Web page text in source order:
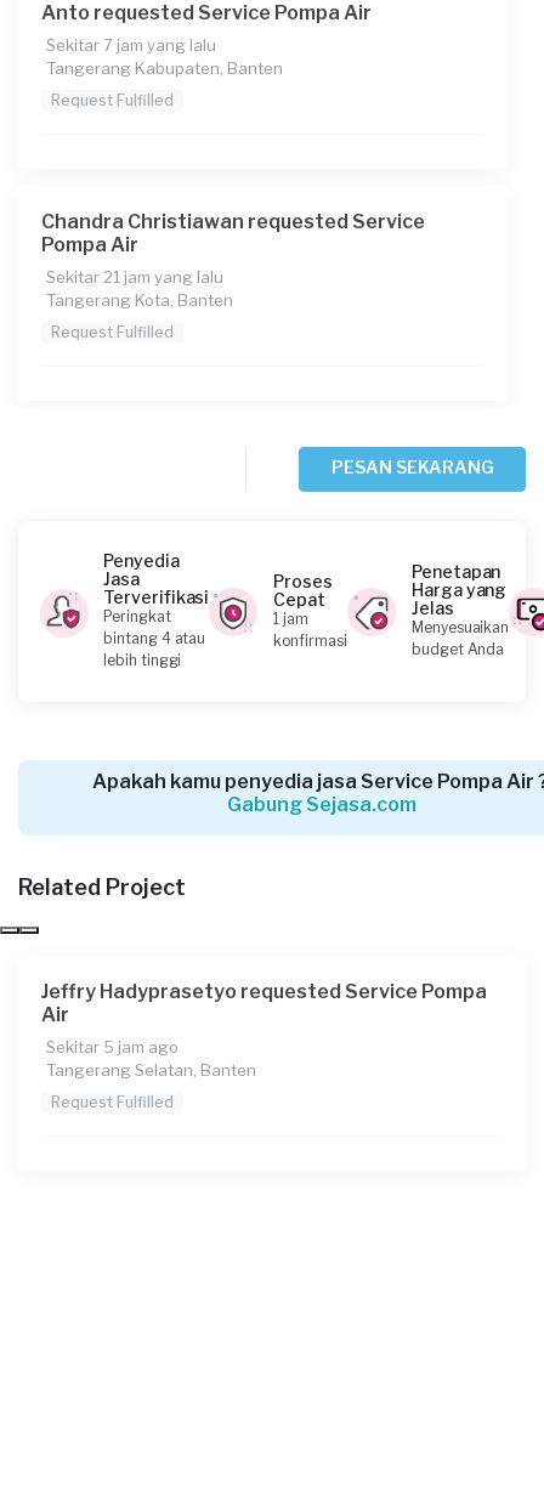
Anto requested Service Pompa Air
Sekitar 7 jam yang lalu
Tangerang Kabupaten, Banten
Request Fulfilled
Chandra Christiawan requested Service
Pompa Air
Sekitar 21 jam yang lalu
Tangerang Kota, Banten
Request Fulfilled
Citra requested Service Pompa Air
Wendy requested Service Pompa Air
3 hari yang lalu
Imanuelo El Zedekia requested Service Pompa
Air
PESAN SEKARANG
Penyedia
Jasa
Terverifikasi
Peringkat
bintang 4 atau
lebih tinggi
Proses
Cepat
1 jam
konfirmasi
Penetapan
Harga yang
Jelas
Menyesuaikan
budget Anda
Apakah kamu penyedia jasa Service Pompa Air
Gabung Sejasa.com
Related Project
Jeffry Hadyprasetyo requested Service Pompa
Air
Sekitar 5 jam ago
Tangerang Selatan, Banten
Request Fulfilled